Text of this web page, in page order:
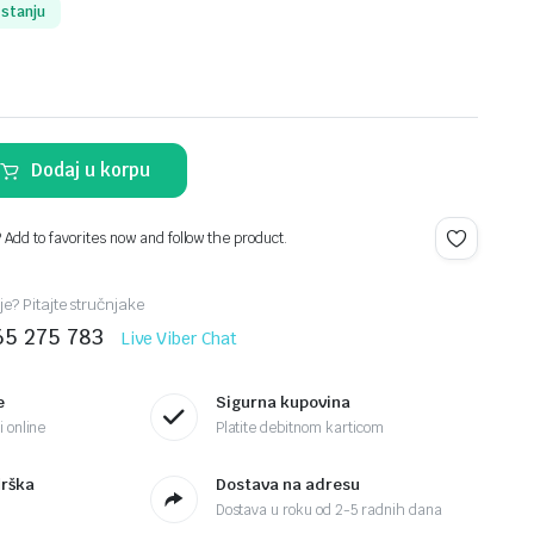
stanju
Dodaj u korpu
to favorites now and follow the product.
Pitajte stručnjake
275 783 Live Viber Chat
online
Sigurna kupovina
Platite debitnom karticom
Dostava na adresu
Dostava u roku od 2-5 radnih dana